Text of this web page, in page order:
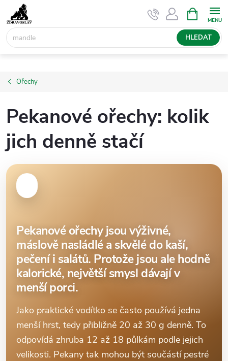
na
obsah
HLEDAT
NÁKUPNÍ
KOŠÍK
Ořechy
Pekanové ořechy: kolik
jich denně stačí
Pekanové ořechy jsou výživné,
máslově nasládlé a skvělé do kaší,
pečení i salátů. Protože jsou ale hodně
kalorické, největší smysl dávají v
menší porci.
Jako praktické vodítko se často používá jedna
menší hrst, tedy přibližně 20 až 30 g denně. To
odpovídá zhruba 12 až 18 půlkám podle jejich
velikosti. Pekany tak mohou být součástí pestré